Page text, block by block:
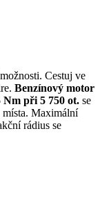
Cestuj ve
Benzínový motor
Nm při 5 750 ot. se
místa. Maximální
rádius se